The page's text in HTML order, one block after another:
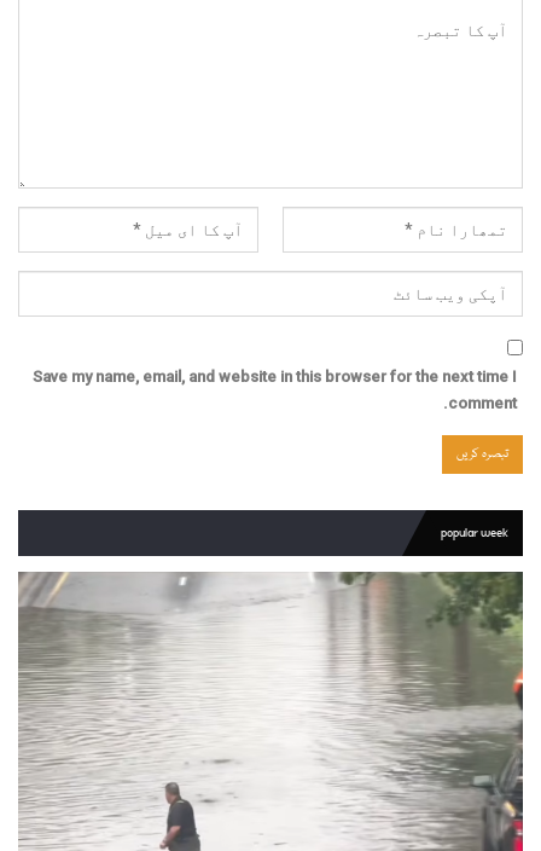
Save my name, email, and website in this browser for the next time I
comment.
popular week